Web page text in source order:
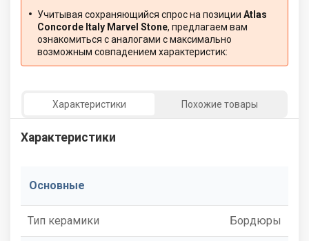
Учитывая сохраняющийся спрос на позиции Atlas
Concorde Italy Marvel Stone, предлагаем вам
ознакомиться с аналогами с максимально
возможным совпадением характеристик:
Характеристики Похожие товары
Характеристики
Основные
Тип керамики Бордюры